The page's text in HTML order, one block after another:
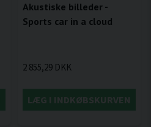
Akustiske billeder -
Sports car in a cloud
2 855,29 DKK
LÆG I INDKØBSKURVEN